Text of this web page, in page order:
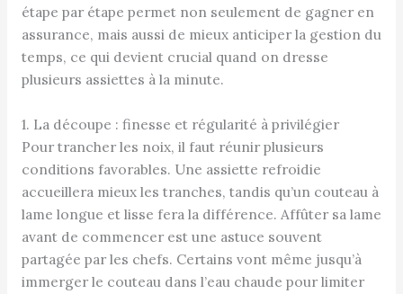
étape par étape permet non seulement de gagner en
assurance, mais aussi de mieux anticiper la gestion du
temps, ce qui devient crucial quand on dresse
plusieurs assiettes à la minute.
1. La découpe : finesse et régularité à privilégier
Pour trancher les noix, il faut réunir plusieurs
conditions favorables. Une assiette refroidie
accueillera mieux les tranches, tandis qu’un couteau à
lame longue et lisse fera la différence. Affûter sa lame
avant de commencer est une astuce souvent
partagée par les chefs. Certains vont même jusqu’à
immerger le couteau dans l’eau chaude pour limiter